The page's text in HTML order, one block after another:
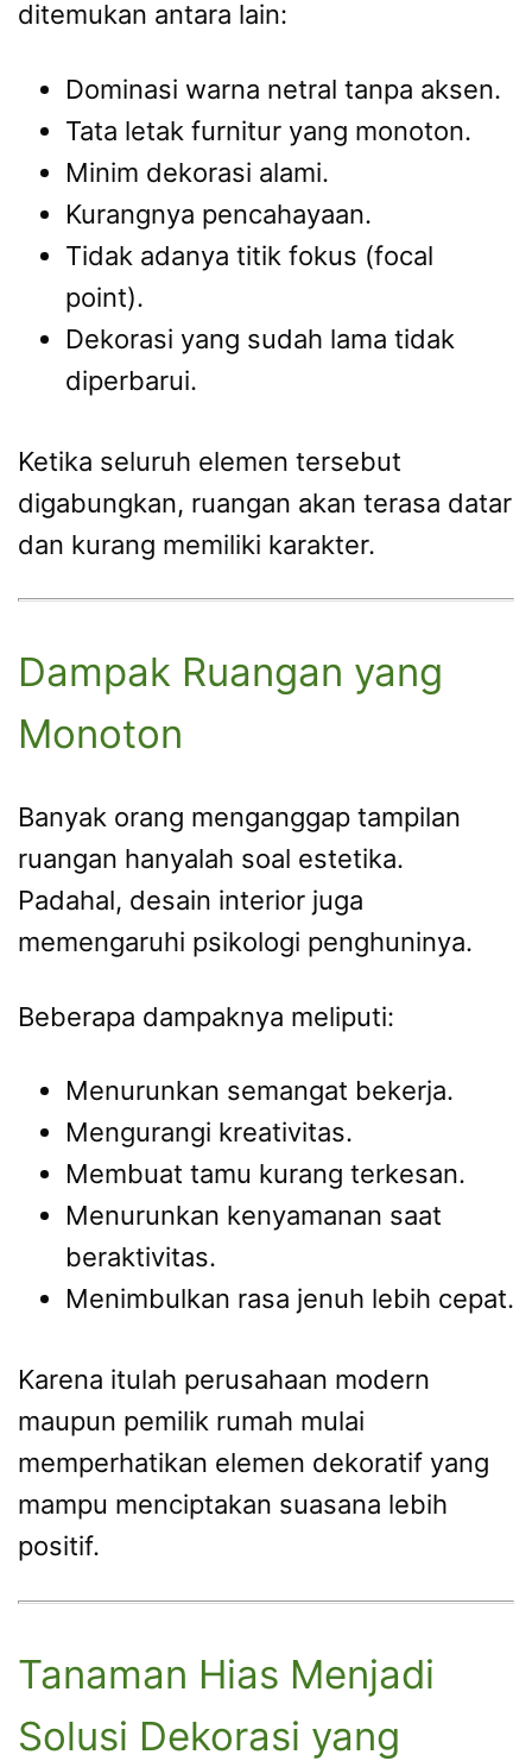
ditemukan antara lain:
Dominasi warna netral tanpa aksen.
Tata letak furnitur yang monoton.
Minim dekorasi alami.
Kurangnya pencahayaan.
Tidak adanya titik fokus (focal
point).
Dekorasi yang sudah lama tidak
diperbarui.
Ketika seluruh elemen tersebut
digabungkan, ruangan akan terasa datar
dan kurang memiliki karakter.
Dampak Ruangan yang
Monoton
Banyak orang menganggap tampilan
ruangan hanyalah soal estetika.
Padahal, desain interior juga
memengaruhi psikologi penghuninya.
Beberapa dampaknya meliputi:
Menurunkan semangat bekerja.
Mengurangi kreativitas.
Membuat tamu kurang terkesan.
Menurunkan kenyamanan saat
beraktivitas.
Menimbulkan rasa jenuh lebih cepat.
Karena itulah perusahaan modern
maupun pemilik rumah mulai
memperhatikan elemen dekoratif yang
mampu menciptakan suasana lebih
positif.
Tanaman Hias Menjadi
Solusi Dekorasi yang